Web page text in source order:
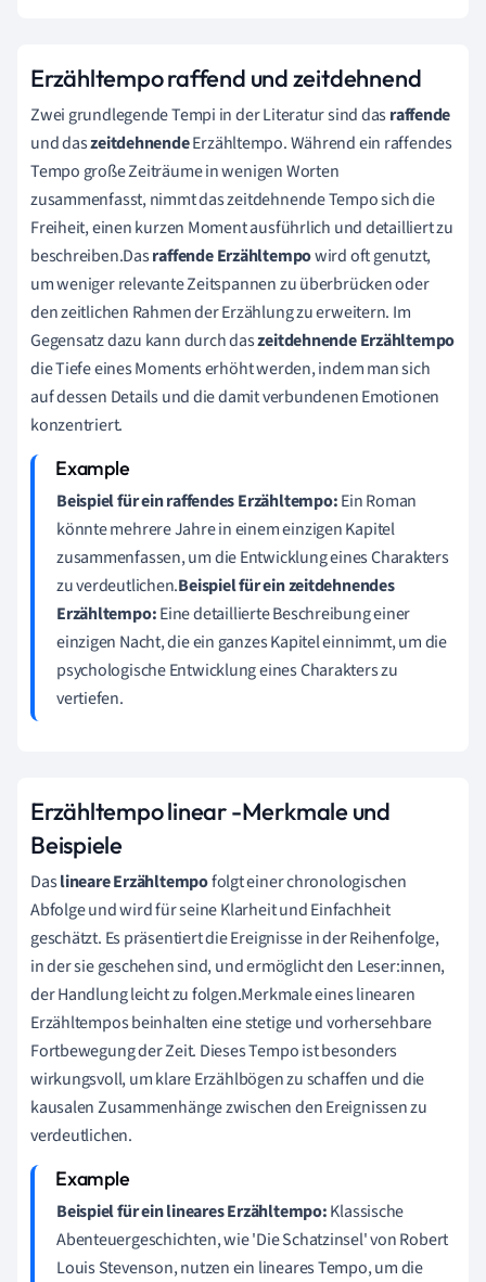
Erzähltempo raffend und zeitdehnend
Zwei grundlegende Tempi in der Literatur sind dasraffende
und daszeitdehnendeErzähltempo. Während ein raffendes
Tempo große Zeiträume in wenigen Worten
zusammenfasst, nimmt das zeitdehnende Tempo sich die
Freiheit, einen kurzen Moment ausführlich und detailliert zu
beschreiben.Dasraffende Erzähltempowird oft genutzt,
um weniger relevante Zeitspannen zu überbrücken oder
den zeitlichen Rahmen der Erzählung zu erweitern. Im
Gegensatz dazu kann durch daszeitdehnende Erzähltempo
die Tiefe eines Moments erhöht werden, indem man sich
auf dessen Details und die damit verbundenen Emotionen
konzentriert.
Beispiel für ein raffendes Erzähltempo:Ein Roman
könnte mehrere Jahre in einem einzigen Kapitel
zusammenfassen, um die Entwicklung eines Charakters
zu verdeutlichen.Beispiel für ein zeitdehnendes
Erzähltempo:Eine detaillierte Beschreibung einer
einzigen Nacht, die ein ganzes Kapitel einnimmt, um die
psychologische Entwicklung eines Charakters zu
vertiefen.
Erzähltempo linear -Merkmale und
Beispiele
Daslineare Erzähltempofolgt einer chronologischen
Abfolge und wird für seine Klarheit und Einfachheit
geschätzt. Es präsentiert die Ereignisse in der Reihenfolge,
in der sie geschehen sind, und ermöglicht den Leser:innen,
der Handlung leicht zu folgen.Merkmale eines linearen
Erzähltempos beinhalten eine stetige und vorhersehbare
Fortbewegung der Zeit. Dieses Tempo ist besonders
wirkungsvoll, um klare Erzählbögen zu schaffen und die
kausalen Zusammenhänge zwischen den Ereignissen zu
verdeutlichen.
Beispiel für ein lineares Erzähltempo:Klassische
Abenteuergeschichten, wie 'Die Schatzinsel' von Robert
Louis Stevenson, nutzen ein lineares Tempo, um die